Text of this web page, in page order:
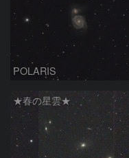
POLARIS
★春の星雲★